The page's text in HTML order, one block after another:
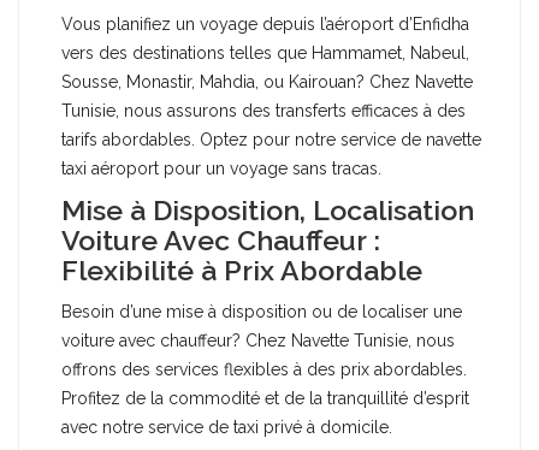
Vous planifiez un voyage depuis l’aéroport d’Enfidha
vers des destinations telles que Hammamet, Nabeul,
Sousse, Monastir, Mahdia, ou Kairouan? Chez Navette
Tunisie, nous assurons des transferts efficaces à des
tarifs abordables. Optez pour notre service de navette
taxi aéroport pour un voyage sans tracas.
Mise à Disposition, Localisation
Voiture Avec Chauffeur :
Flexibilité à Prix Abordable
Besoin d’une mise à disposition ou de localiser une
voiture avec chauffeur? Chez Navette Tunisie, nous
offrons des services flexibles à des prix abordables.
Profitez de la commodité et de la tranquillité d’esprit
avec notre service de taxi privé à domicile.